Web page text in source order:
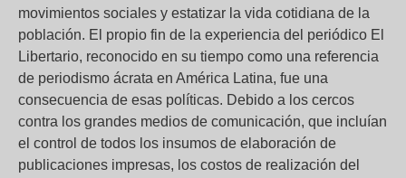
movimientos sociales y estatizar la vida cotidiana de la
población. El propio fin de la experiencia del periódico El
Libertario, reconocido en su tiempo como una referencia
de periodismo ácrata en América Latina, fue una
consecuencia de esas políticas. Debido a los cercos
contra los grandes medios de comunicación, que incluían
el control de todos los insumos de elaboración de
publicaciones impresas, los costos de realización del